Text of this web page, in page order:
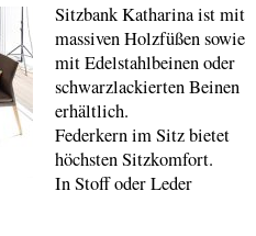
Sitzbank Katharina ist mit
massiven Holzfüßen sowie
mit Edelstahlbeinen oder
schwarzlackierten Beinen
erhältlich.
Federkern im Sitz bietet
höchsten Sitzkomfort.
In Stoff oder Leder